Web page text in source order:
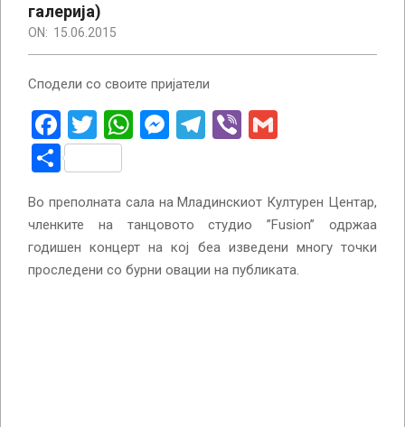
галерија)
ON: 15.06.2015
Сподели со своите пријатели
Facebook
Twitter
WhatsApp
Messenger
Telegram
Viber
Share
Во преполната сала на Младинскиот Културен Центар,
членките на танцовото студио ”Fusion” одржаа
годишен концерт на кој беа изведени многу точки
проследени со бурни овации на публиката.